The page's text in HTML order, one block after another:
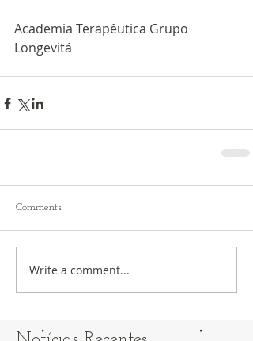
Academia Terapêutica Grupo
Longevitá
Comments
Write a comment...